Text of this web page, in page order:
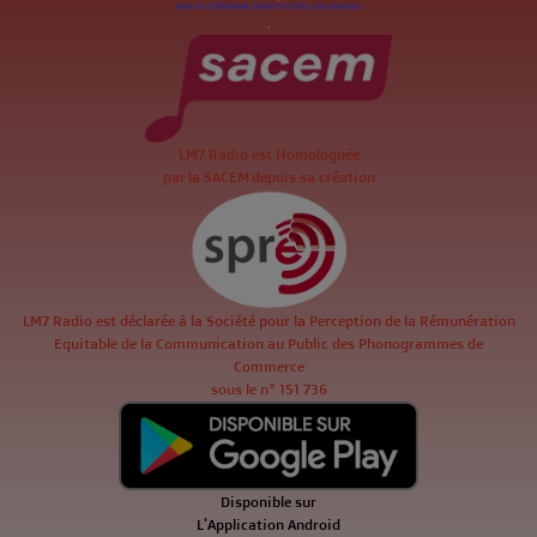
.
LM7 Radio est Homologuée
par la SACEM depuis sa création
LM7 Radio est déclarée à la Société pour la Perception de la Rémunération
Equitable de la Communication au Public des Phonogrammes de
Commerce
sous le n° 151 736
Disponible sur
L'Application Android